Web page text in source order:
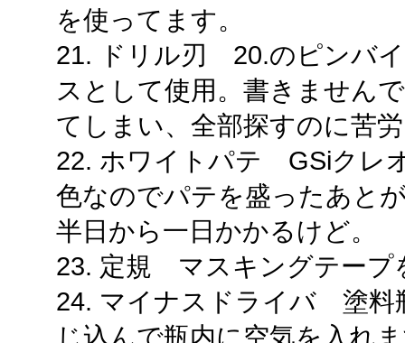
を使ってます。
21. ドリル刃 20.のピンバ
スとして使用。書きません
てしまい、全部探すのに苦
22. ホワイトパテ GSiクレ
色なのでパテを盛ったあと
半日から一日かかるけど。
23. 定規 マスキングテープ
24. マイナスドライバ 塗料
じ込んで瓶内に空気を入れ